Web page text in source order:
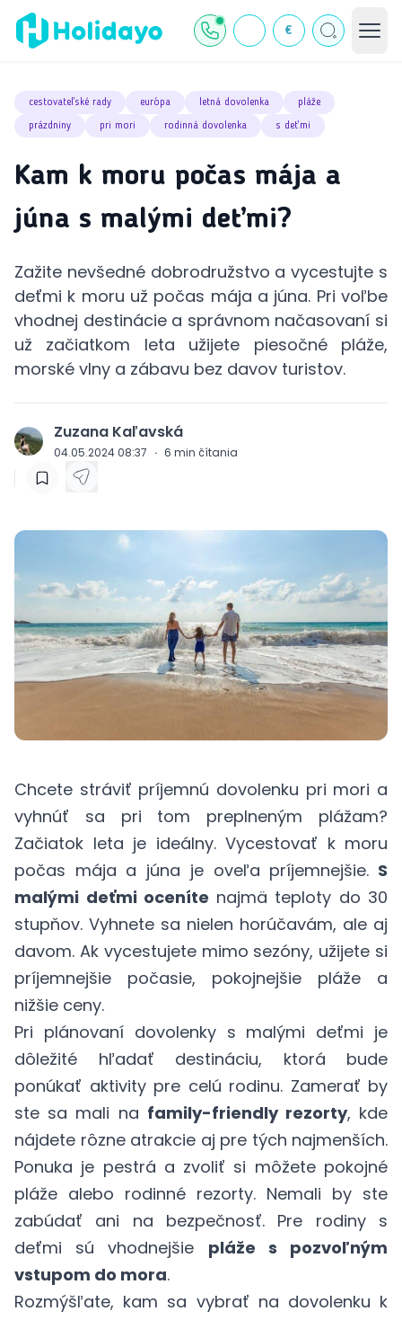
€
cestovateľské rady európa letná dovolenka pláže
prázdniny pri mori rodinná dovolenka s deťmi
Kam k moru počas mája a
júna s malými deťmi?
Zažite nevšedné dobrodružstvo a vycestujte s
deťmi k moru už počas mája a júna. Pri voľbe
vhodnej destinácie a správnom načasovaní si
už začiatkom leta užijete piesočné pláže,
morské vlny a zábavu bez davov turistov.
J Zuzana Kaľavská
04.05.2024 08:37 · 6 min čítania
Chcete stráviť príjemnú dovolenku pri mori a
vyhnúť sa pri tom preplneným plážam?
Začiatok leta je ideálny. Vycestovať k moru
počas mája a júna je oveľa príjemnejšie. S
malými deťmi oceníte najmä teploty do 30
stupňov. Vyhnete sa nielen horúčavám, ale aj
davom. Ak vycestujete mimo sezóny, užijete si
príjemnejšie počasie, pokojnejšie pláže a
nižšie ceny.
Pri plánovaní dovolenky s malými deťmi je
dôležité hľadať destináciu, ktorá bude
ponúkať aktivity pre celú rodinu. Zamerať by
ste sa mali na family-friendly rezorty, kde
nájdete rôzne atrakcie aj pre tých najmenších.
Ponuka je pestrá a zvoliť si môžete pokojné
pláže alebo rodinné rezorty. Nemali by ste
zabúdať ani na bezpečnosť. Pre rodiny s
deťmi sú vhodnejšie pláže s pozvoľným
vstupom do mora.
Rozmýšľate, kam sa vybrať na dovolenku k